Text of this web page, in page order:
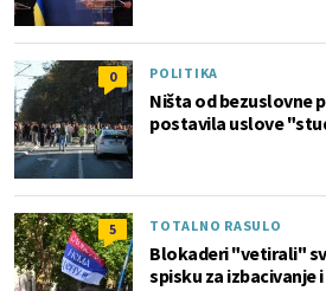
0 POLITIKA
Ništa od bezuslovne
postavila uslove
5 TOTALNO RASULO
Blokaderi "vetirali"
spisku za izbacivanje